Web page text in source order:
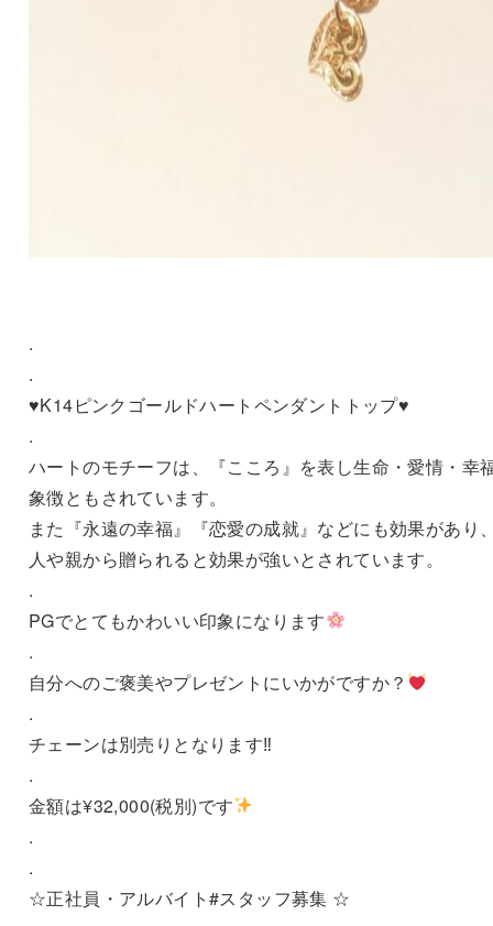
.
.
♥️K14ピンクゴールドハートペンダントトップ♥️
.
ハートのモチーフは、『こころ』を表し生命・愛情・幸
象徴ともされています。
また『永遠の幸福』『恋愛の成就』などにも効果があり
人や親から贈られると効果が強いとされています。
.
PGでとてもかわいい印象になります
.
自分へのご褒美やプレゼントにいかがですか？
.
チェーンは別売りとなります‼︎
.
金額は¥32,000(税別)です
.
.
☆正社員・アルバイト#スタッフ募集 ☆